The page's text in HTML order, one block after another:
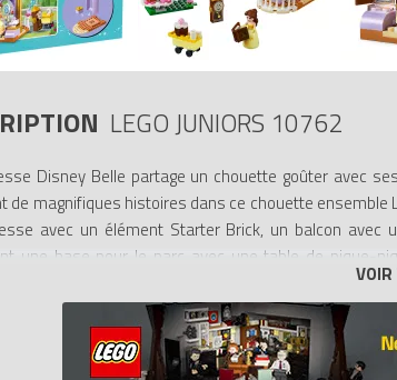
LEGO JUNIORS 10762
Disney Belle partage un chouette goûter avec
de magnifiques histoires dans ce chouette ensemble
avec un élément Starter Brick, un balcon
une base pour le parc avec une table de pique-
un livre pour Belle. Cet ensemble LEGO ? Disney
4 ans et plus à développer leur confiance en eux.
Big Ben à construire.
mini-poupée représentant la Princesse Disney